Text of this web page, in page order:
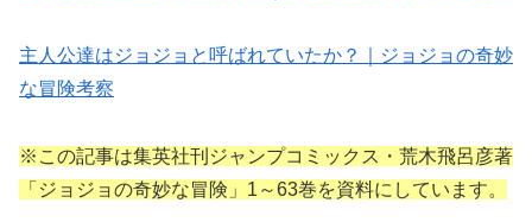
主人公達はジョジョと呼ばれていたか？｜ジョジョの奇妙
な冒険考察
※この記事は集英社刊ジャンプコミックス・荒木飛呂彦著
「ジョジョの奇妙な冒険」1～63巻を資料にしています。